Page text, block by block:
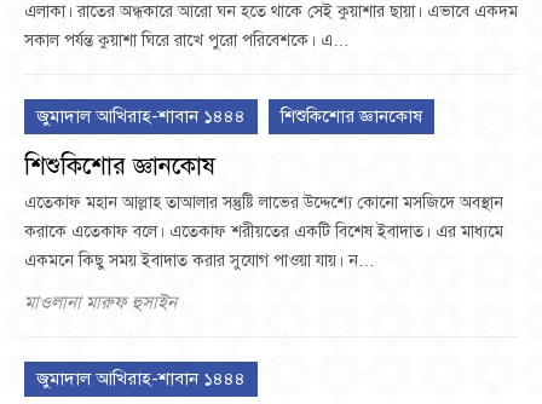
এলাকা। রাতের অন্ধকারে আরো ঘন হতে থাকে সেই কুয়াশার ছায়া। এভাবে একদম
সকাল পর্যন্ত কুয়াশা ঘিরে রাখে পুরো পরিবেশকে। এ…
জুমাদাল আখিরাহ-শাবান ১৪৪৪ শিশুকিশোর জ্ঞানকোষ
শিশুকিশোর জ্ঞানকোষ
এতেকাফ মহান আল্লাহ তাআলার সন্তুষ্টি লাভের উদ্দেশ্যে কোনো মসজিদে অবস্থান
করাকে এতেকাফ বলে। এতেকাফ শরীয়তের একটি বিশেষ ইবাদাত। এর মাধ্যমে
একমনে কিছু সময় ইবাদাত করার সুযোগ পাওয়া যায়। ন…
মাওলানা মারুফ হুসাইন
জুমাদাল আখিরাহ-শাবান ১৪৪৪